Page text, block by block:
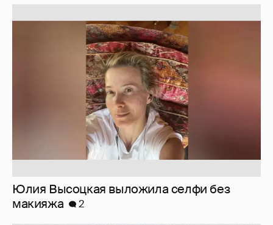
Юлия Высоцкая выложила селфи без
макияжа
2